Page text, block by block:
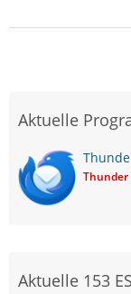
Aktuelle
Thunder
Aktuelle 153